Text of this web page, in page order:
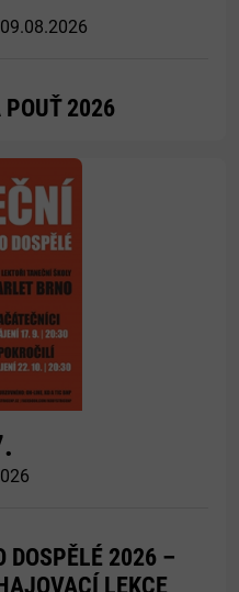
POUŤ 2026
DOSPĚLÉ 2026 –
LEKCE